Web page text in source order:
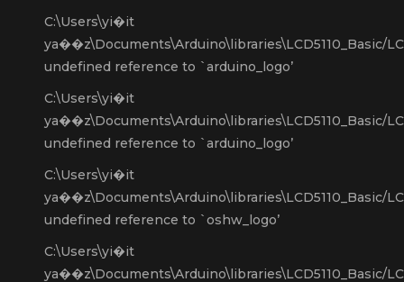
C:\Users\yi�it
ya��z\Documents\Arduino\libraries\LCD5110_Basic/
undefined reference to `arduino_logo’
C:\Users\yi�it
ya��z\Documents\Arduino\libraries\LCD5110_Basic/
undefined reference to `arduino_logo’
C:\Users\yi�it
ya��z\Documents\Arduino\libraries\LCD5110_Basic/
undefined reference to `oshw_logo’
C:\Users\yi�it
ya��z\Documents\Arduino\libraries\LCD5110_Basic/